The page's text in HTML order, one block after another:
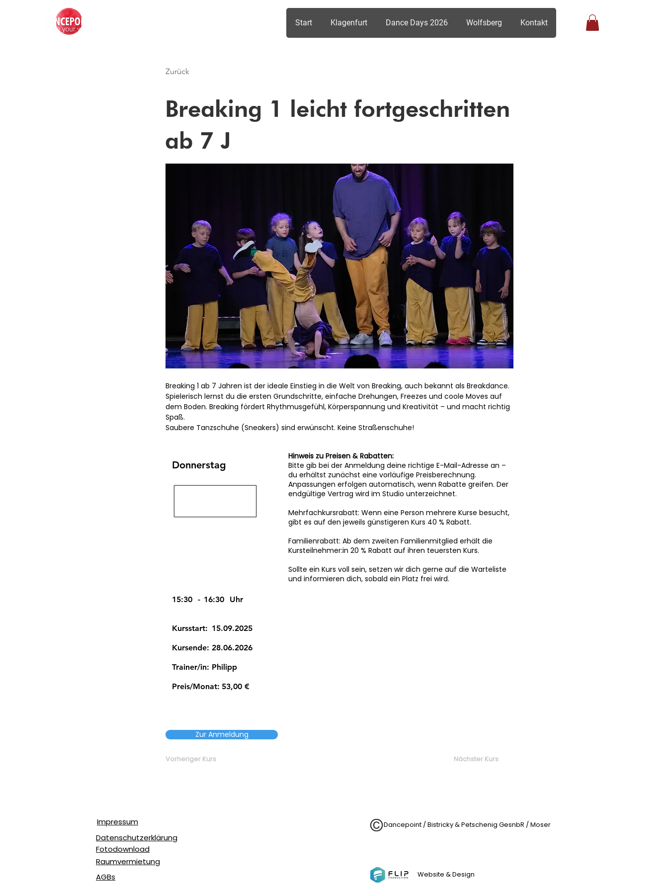
Start Klagenfurt Dance Days 2026 Wolfsberg Kontakt
Zurück
Breaking 1 leicht fortgeschritten
ab 7 J
Breaking 1 ab 7 Jahren ist der ideale Einstieg in die Welt von Breaking, auch bekannt als Breakdance.
Spielerisch lernst du die ersten Grundschritte, einfache Drehungen, Freezes und coole Moves auf
dem Boden. Breaking fördert Rhythmusgefühl, Körperspannung und Kreativität – und macht richtig
Spaß.
Saubere Tanzschuhe (Sneakers) sind erwünscht. Keine Straßenschuhe!
Donnerstag
Hinweis zu Preisen & Rabatten:
Bitte gib bei der Anmeldung deine richtige E-Mail-Adresse an –
du erhältst zunächst eine vorläufige Preisberechnung.
Anpassungen erfolgen automatisch, wenn Rabatte greifen. Der
endgültige Vertrag wird im Studio unterzeichnet.
Mehrfachkursrabatt: Wenn eine Person mehrere Kurse besucht,
gibt es auf den jeweils günstigeren Kurs 40 % Rabatt.
Familienrabatt: Ab dem zweiten Familienmitglied erhält die
Kursteilnehmer:in 20 % Rabatt auf ihren teuersten Kurs.
Sollte ein Kurs voll sein, setzen wir dich gerne auf die Warteliste
und informieren dich, sobald ein Platz frei wird.
15:30 - 16:30 Uhr
Kursstart: 15.09.2025
Kursende: 28.06.2026
Trainer/in: Philipp
Preis/Monat: 53,00 €
Zur Anmeldung
Vorheriger Kurs Nächster Kurs
Impressum Dancepoint / Bistricky & Petschenig GesnbR / Moser
Datenschutzerklärung
Fotodownload
Raumvermietung
AGBs
Website & Design